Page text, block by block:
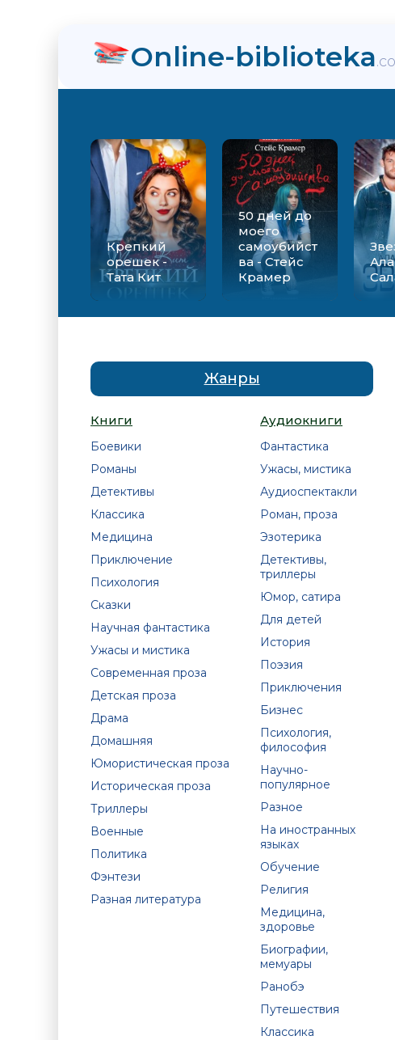
Online-biblioteka
Крепкий
орешек -
Тата Кит
50 дней до
моего
самоубийст
ва - Стейс
Крамер
Жанры
Книги
Боевики
Романы
Детективы
Классика
Медицина
Приключение
Психология
Сказки
Научная фантастика
Ужасы и мистика
Современная проза
Детская проза
Драма
Домашняя
Юмористическая проза
Историческая проза
Триллеры
Военные
Политика
Фэнтези
Разная литература
Аудиокниги
Фантастика
Ужасы, мистика
Аудиоспектакли
Роман, проза
Эзотерика
Детективы,
триллеры
Юмор, сатира
Для детей
История
Поэзия
Приключения
Бизнес
Психология,
философия
Научно-
популярное
Разное
На иностранных
языках
Обучение
Религия
Медицина,
здоровье
Биографии,
мемуары
Ранобэ
Путешествия
Классика